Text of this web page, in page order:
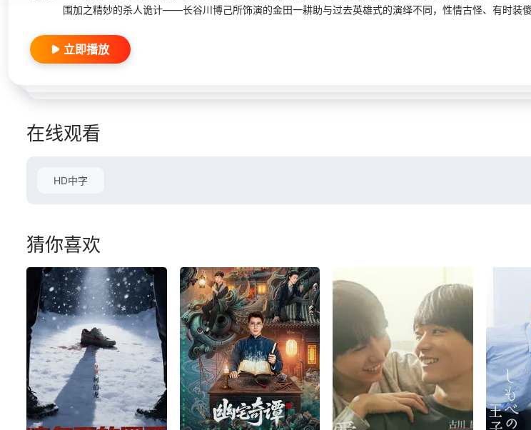
围加之精妙的杀人诡计——长谷川博己所饰演的金田一耕助与过去英雄式的演绎不同，性情古怪、有时装
立即播放
在线观看
HD中字
猜你喜欢